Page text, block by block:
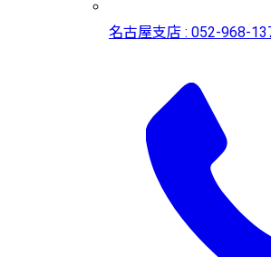
名古屋支店 : 052-968-